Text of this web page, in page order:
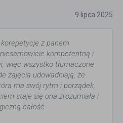
9 lipca 2025
z panem
kompetentną i
więc wszystko tłumaczone
zajęcia udowadniają, że
ma swój rytm i porządek,
staje się ona zrozumiała i
całość.